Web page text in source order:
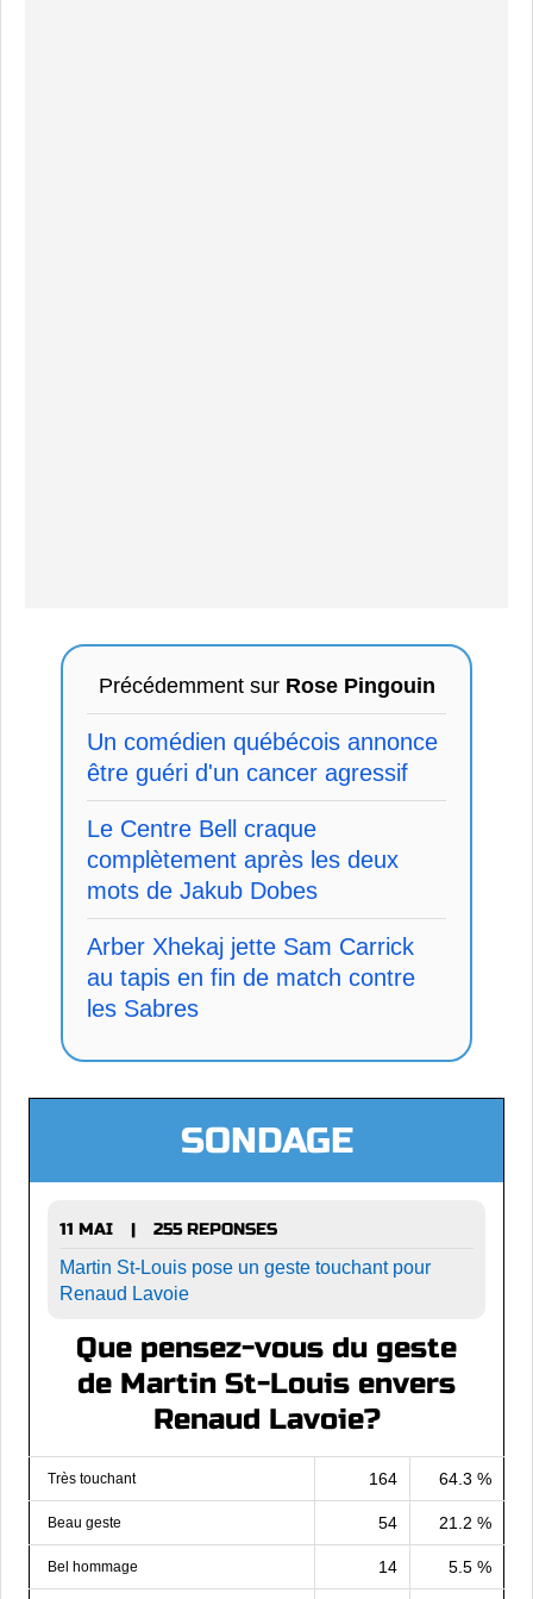
Précédemment sur Rose Pingouin
Un comédien québécois annonce
être guéri d'un cancer agressif
Le Centre Bell craque
complètement après les deux
mots de Jakub Dobes
Arber Xhekaj jette Sam Carrick
au tapis en fin de match contre
les Sabres
SONDAGE
11 MAI |
255 REPONSES
Martin St-Louis pose un geste touchant pour
Renaud Lavoie
Que pensez-vous du geste
de Martin St-Louis envers
Renaud Lavoie?
Très touchant 164 64.3 %
Beau geste 54 21.2 %
Bel hommage 14 5.5 %